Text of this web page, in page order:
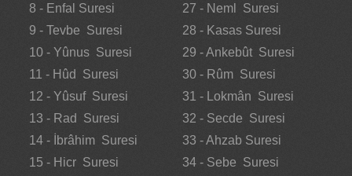
8 - Enfal Suresi
9 - Tevbe Suresi
10 - Yûnus Suresi
11 - Hûd Suresi
12 - Yûsuf Suresi
13 - Rad Suresi
14 - İbrâhim Suresi
15 - Hicr Suresi
27 - Neml Suresi
28 - Kasas Suresi
29 - Ankebût Suresi
30 - Rûm Suresi
31 - Lokmân Suresi
32 - Secde Suresi
33 - Ahzab Suresi
34 - Sebe Suresi